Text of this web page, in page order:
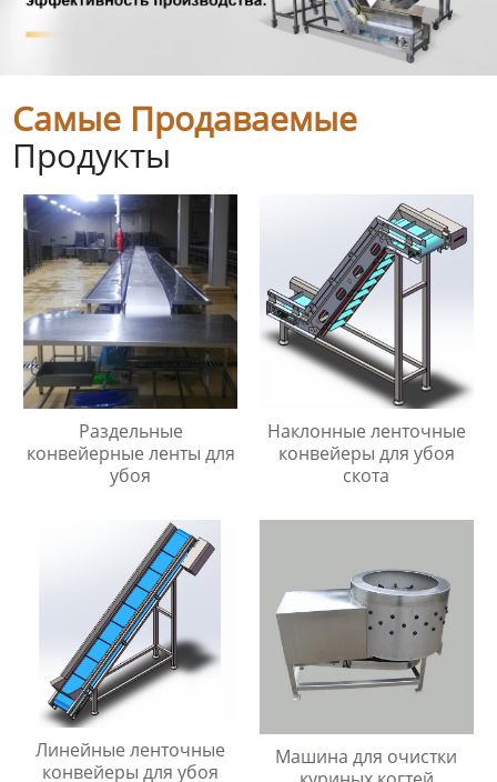
Самые Продаваемые
Продукты
Раздельные
конвейерные ленты для
убоя
Наклонные ленточные
конвейеры для убоя
скота
Линейные ленточные
конвейеры для убоя
Машина для очистки